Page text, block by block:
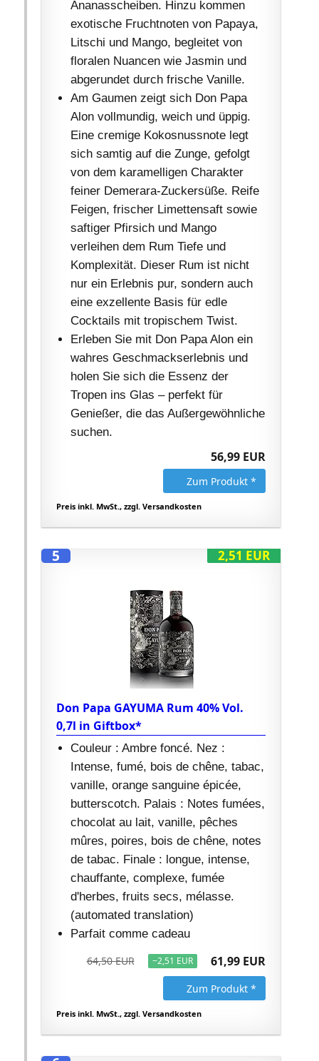
Ananasscheiben. Hinzu kommen
exotische Fruchtnoten von Papaya,
Litschi und Mango, begleitet von
floralen Nuancen wie Jasmin und
abgerundet durch frische Vanille.
Am Gaumen zeigt sich Don Papa
Alon vollmundig, weich und üppig.
Eine cremige Kokosnussnote legt
sich samtig auf die Zunge, gefolgt
von dem karamelligen Charakter
feiner Demerara-Zuckersüße. Reife
Feigen, frischer Limettensaft sowie
saftiger Pfirsich und Mango
verleihen dem Rum Tiefe und
Komplexität. Dieser Rum ist nicht
nur ein Erlebnis pur, sondern auch
eine exzellente Basis für edle
Cocktails mit tropischem Twist.
Erleben Sie mit Don Papa Alon ein
wahres Geschmackserlebnis und
holen Sie sich die Essenz der
Tropen ins Glas – perfekt für
Genießer, die das Außergewöhnliche
suchen.
56,99 EUR
Zum Produkt *
Preis inkl. MwSt., zzgl. Versandkosten
2,51 EUR
5
Don Papa GAYUMA Rum 40% Vol.
0,7l in Giftbox*
Couleur : Ambre foncé. Nez :
Intense, fumé, bois de chêne, tabac,
vanille, orange sanguine épicée,
butterscotch. Palais : Notes fumées,
chocolat au lait, vanille, pêches
mûres, poires, bois de chêne, notes
de tabac. Finale : longue, intense,
chauffante, complexe, fumée
d'herbes, fruits secs, mélasse.
(automated translation)
Parfait comme cadeau
64,50 EUR −2,51 EUR 61,99 EUR
Zum Produkt *
Preis inkl. MwSt., zzgl. Versandkosten